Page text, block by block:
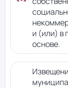
и (или) в
основе.